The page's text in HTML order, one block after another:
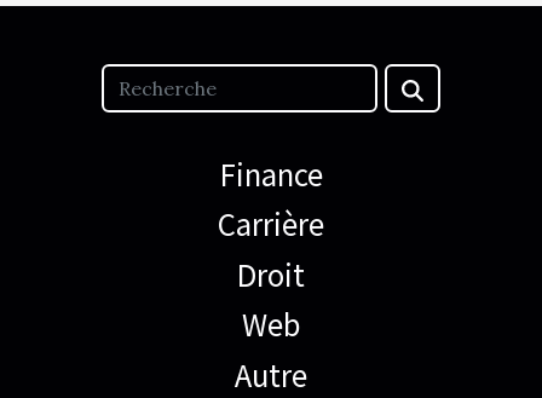
Finance
Carrière
Droit
Web
Autre